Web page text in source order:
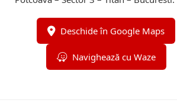
Deschide în Google Maps
Navighează cu Waze